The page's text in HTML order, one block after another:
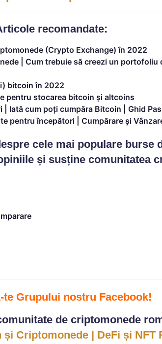
recomandate:
(Crypto Exchange) în 2022
| Cum trebuie să creezi un portofoliu
bitcoin în 2022
pentru stocarea bitcoin și altcoins
Iată cum poți cumpăra Bitcoin | Ghid
pentru începători | Cumpărare și
cele mai populare burse
și susține comunitatea
te Grupului nostru Facebook!
de criptomonede
Criptomonede | DeFi și NFT